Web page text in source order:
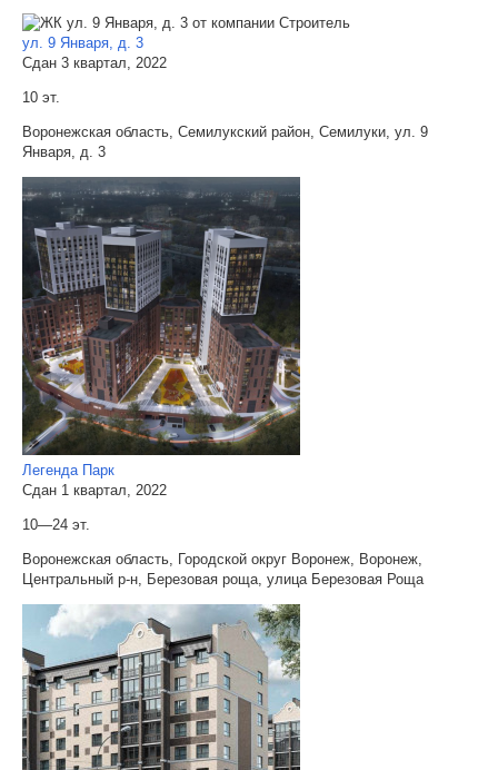
ул. 9 Января, д. 3
Сдан 3 квартал, 2022
10 эт.
Воронежская область, Семилукский район, Семилуки, ул. 9
Января, д. 3
Легенда Парк
Сдан 1 квартал, 2022
10—24 эт.
Воронежская область, Городской округ Воронеж, Воронеж,
Центральный р-н, Березовая роща, улица Березовая Роща